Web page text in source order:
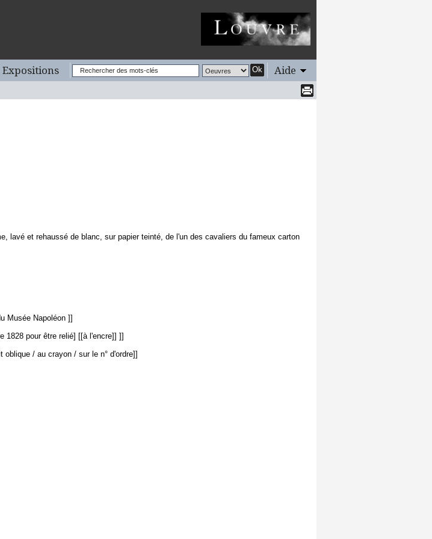
Expositions Ok Aide
lavé et rehaussé de blanc, sur papier teinté, de l'un des cavaliers du fameux carton
Musée Napoléon ]]
1828 pour être relié] [[à l'encre]] ]]
/ au crayon / sur le n° d'ordre]]